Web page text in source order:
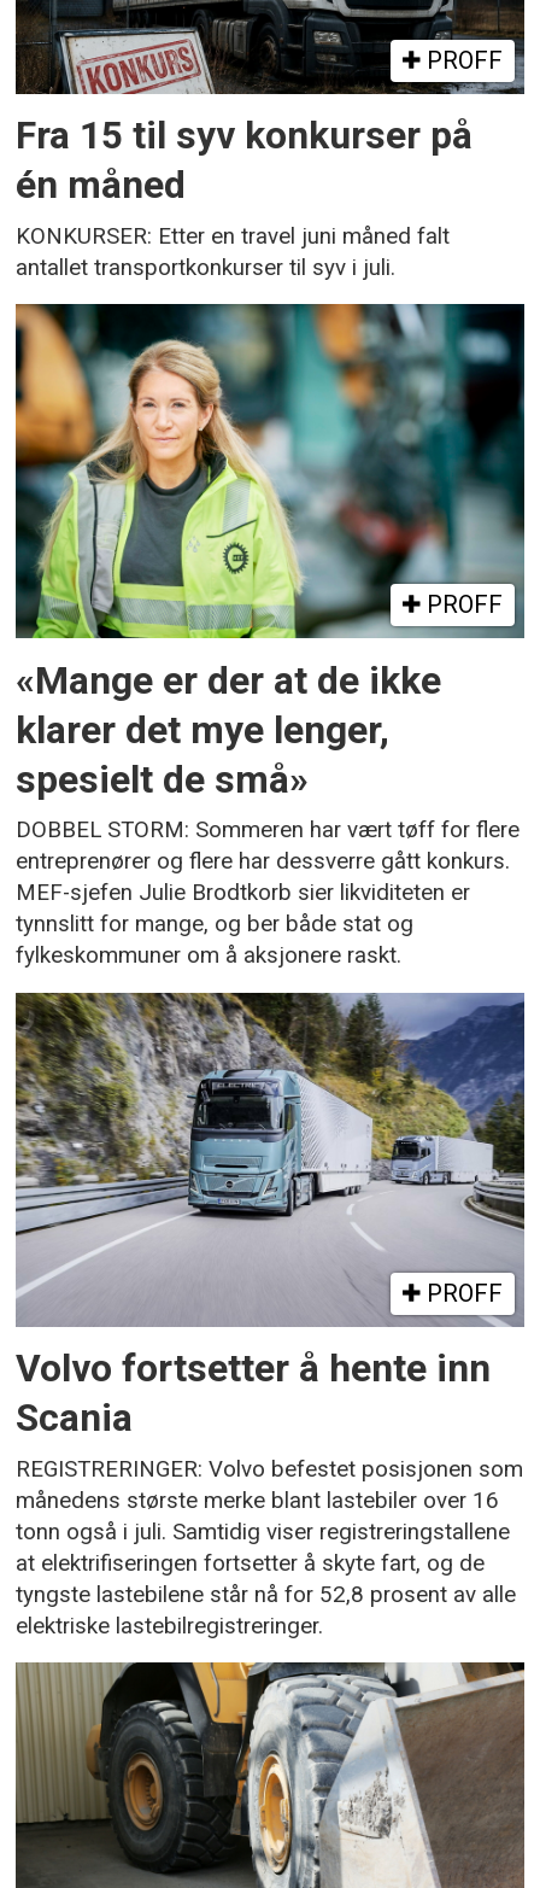
PROFF
Fra 15 til syv konkurser på
én måned
KONKURSER: Etter en travel juni måned falt
antallet transportkonkurser til syv i juli.
PROFF
«Mange er der at de ikke
klarer det mye lenger,
spesielt de små»
DOBBEL STORM: Sommeren har vært tøff for flere
entreprenører og flere har dessverre gått konkurs.
MEF-sjefen Julie Brodtkorb sier likviditeten er
tynnslitt for mange, og ber både stat og
fylkeskommuner om å aksjonere raskt.
PROFF
Volvo fortsetter å hente inn
Scania
REGISTRERINGER: Volvo befestet posisjonen som
månedens største merke blant lastebiler over 16
tonn også i juli. Samtidig viser registreringstallene
at elektrifiseringen fortsetter å skyte fart, og de
tyngste lastebilene står nå for 52,8 prosent av alle
elektriske lastebilregistreringer.